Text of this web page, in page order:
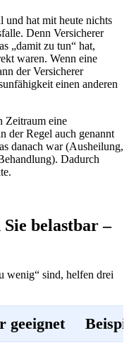
und hat mit heute nichts
Denn Versicherer
„damit zu tun“ hat,
waren. Wenn eine
der Versicherer
einen anderen
Zeitraum eine
der Regel auch genannt
danach war (Ausheilung,
Dadurch
belastbar –
wenig“ sind, helfen drei
geeignet